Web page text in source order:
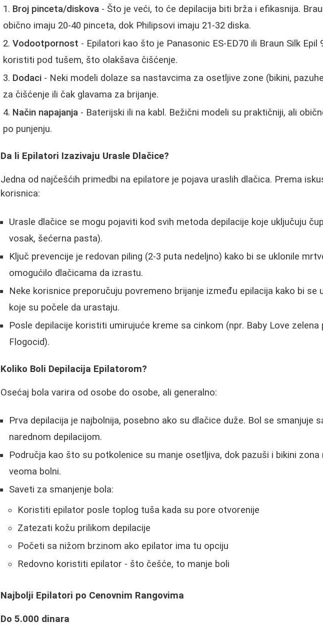
Broj pinceta/diskova - Što je veći, to će depilacija biti brža i efikasnija.
obično imaju 20-40 pinceta, dok Philipsovi imaju 21-32 diska.
Vodootpornost - Epilatori kao što je Panasonic ES-ED70 ili Braun Silk Epil
koristiti pod tušem, što olakšava čišćenje.
Dodaci - Neki modeli dolaze sa nastavcima za osetljive zone (bikini,
za čišćenje ili čak glavama za brijanje.
Način napajanja - Baterijski ili na kabl. Bežični modeli su praktičniji, ali
po punjenju.
Da li Epilatori Izazivaju Urasle Dlačice?
Jedna od najčešćih primedbi na epilatore je pojava uraslih dlačica. Prema
korisnica:
Urasle dlačice se mogu pojaviti kod svih metoda depilacije koje uključuju
vosak, šećerna pasta).
Ključ prevencije je redovan piling (2-3 puta nedeljno) kako bi se uklonile
omogućilo dlačicama da izrastu.
Neke korisnice preporučuju povremeno brijanje između epilacija kako bi se
koje su počele da urastaju.
Posle depilacije koristiti umirujuće kreme sa cinkom (npr. Baby Love zelena
Flogocid).
Koliko Boli Depilacija Epilatorom?
Osećaj bola varira od osobe do osobe, ali generalno:
Prva depilacija je najbolnija, posebno ako su dlačice duže. Bol se smanjuje
narednom depilacijom.
Područja kao što su potkolenice su manje osetljiva, dok pazuši i bikini zona
veoma bolni.
Saveti za smanjenje bola:
Koristiti epilator posle toplog tuša kada su pore otvorenije
Zatezati kožu prilikom depilacije
Početi sa nižom brzinom ako epilator ima tu opciju
Redovno koristiti epilator - što češće, to manje boli
Najbolji Epilatori po Cenovnim Rangovima
Do 5.000 dinara